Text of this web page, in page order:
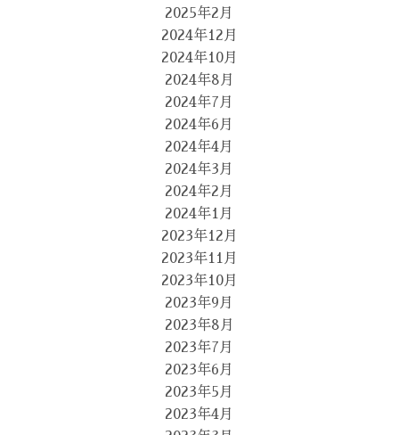
2025年2月
2024年12月
2024年10月
2024年8月
2024年7月
2024年6月
2024年4月
2024年3月
2024年2月
2024年1月
2023年12月
2023年11月
2023年10月
2023年9月
2023年8月
2023年7月
2023年6月
2023年5月
2023年4月